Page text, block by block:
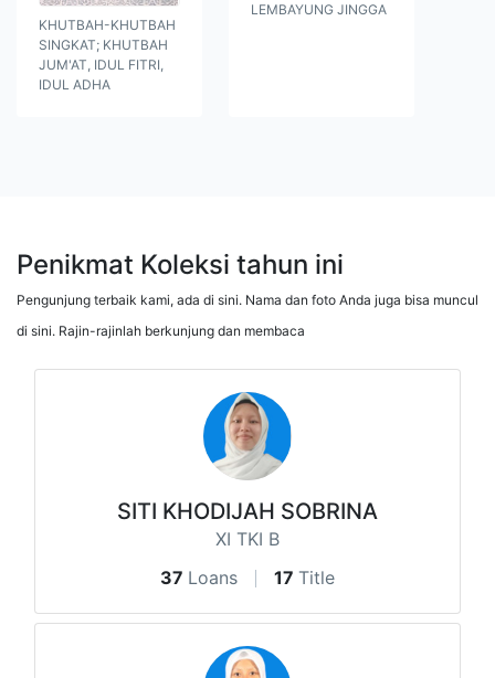
KHUTBAH-KHUTBAH
SINGKAT; KHUTBAH
JUM'AT, IDUL FITRI,
IDUL ADHA
LEMBAYUNG JINGGA
Penikmat Koleksi tahun ini
Pengunjung terbaik kami, ada di sini. Nama dan foto Anda juga bisa muncul
di sini. Rajin-rajinlah berkunjung dan membaca
SITI KHODIJAH SOBRINA
XI TKI B
37 Loans 17 Title